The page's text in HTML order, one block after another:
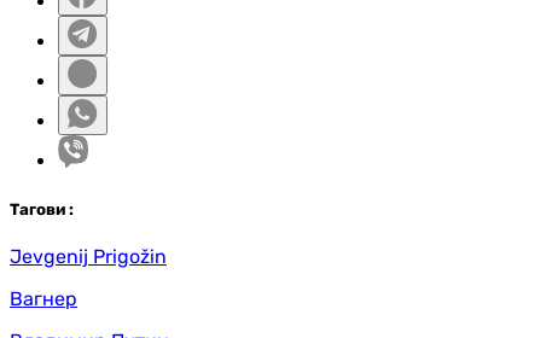
Тагови :
Jevgenij Prigožin
Вагнер